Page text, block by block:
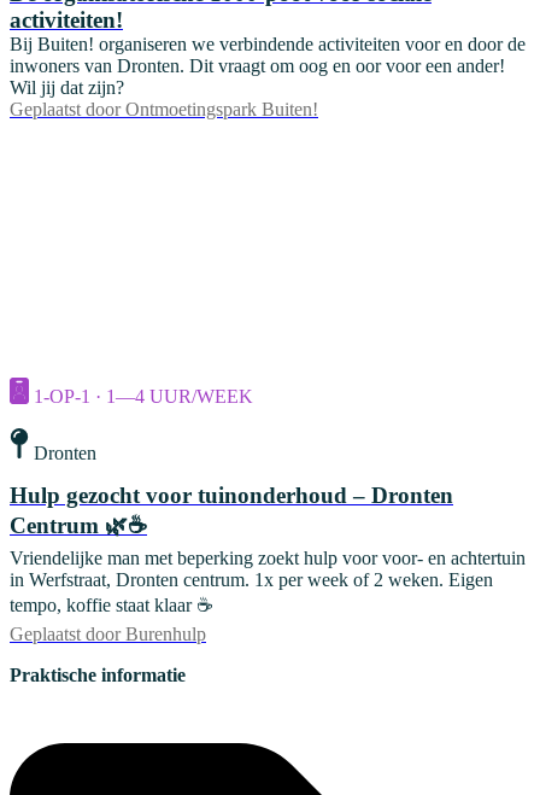
activiteiten!
Bij Buiten! organiseren we verbindende activiteiten voor en door de
inwoners van Dronten. Dit vraagt om oog en oor voor een ander!
Wil jij dat zijn?
Geplaatst door Ontmoetingspark Buiten!
1-OP-1 · 1—4 UUR/WEEK
Dronten
Hulp gezocht voor tuinonderhoud – Dronten
Centrum 🌿☕
Vriendelijke man met beperking zoekt hulp voor voor- en achtertuin
in Werfstraat, Dronten centrum. 1x per week of 2 weken. Eigen
tempo, koffie staat klaar ☕
Geplaatst door Burenhulp
Praktische informatie